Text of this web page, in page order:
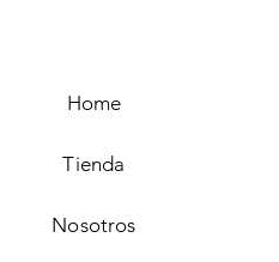
Home
Tienda
Nosotros